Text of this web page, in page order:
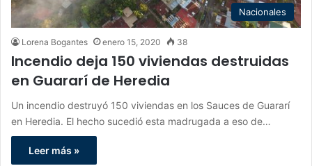
Nacionales
Lorena Bogantes enero 15, 2020 38
Incendio deja 150 viviendas destruidas
en Guararí de Heredia
Un incendio destruyó 150 viviendas en los Sauces de Guararí
en Heredia. El hecho sucedió esta madrugada a eso de…
Leer más »